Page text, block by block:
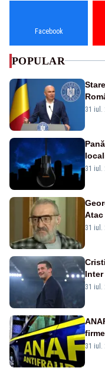
Facebook
POPULAR
a
31 iul.
31 iul.
31 iul.
mai
31 iul.
31 iul.